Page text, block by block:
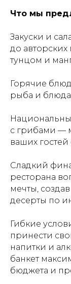
Что мы
Закуски и
до
тунцом и
Горячие
рыба и блюда
с грибами —
ваших
Сладкий
ресторана
мечты,
десерты по
Гибкие
принести
напитки и
банкет
бюджета и